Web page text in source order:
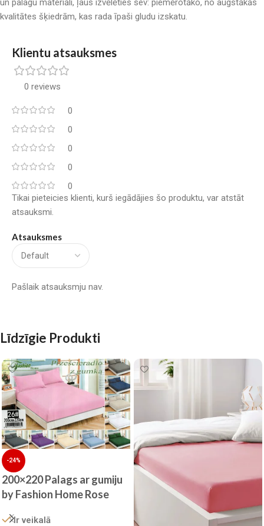
un palagu materiāli, ļaus izvēlēties sev: piemērotāko, no augstākās
kvalitātes šķiedrām, kas rada īpaši gludu izskatu.
Klientu atsauksmes
0 reviews
0
0
0
0
0
Atsauksmes
Pašlaik atsauksmju nav.
Tikai pieteicies klienti, kurš iegādājies šo produktu, var atstāt
atsauksmi.
Līdzīgie Produkti
-24%
200×220 Palags ar gumiju
by Fashion Home Rose
Ir veikalā